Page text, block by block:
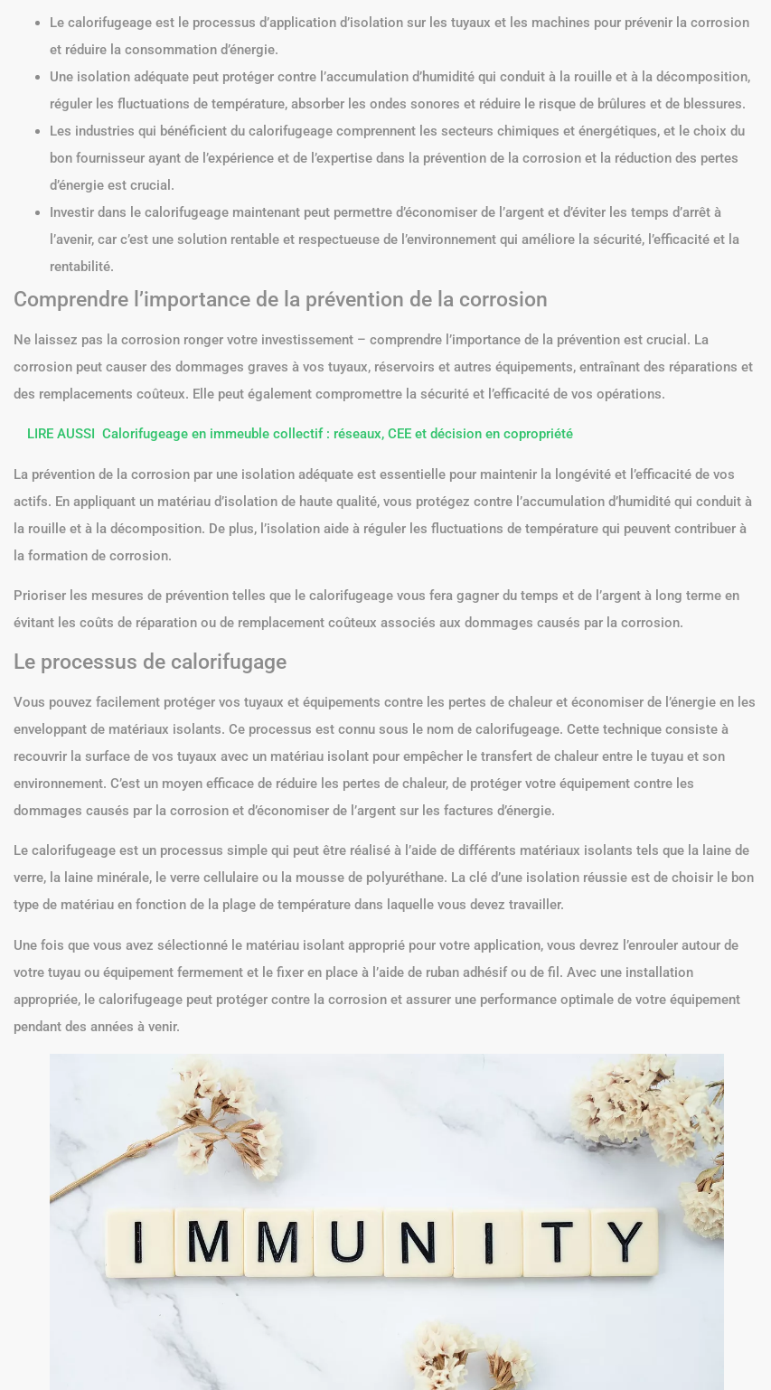
Le calorifugeage est le processus d’application d’isolation sur les tuyaux et les machines pour prévenir la corrosion
et réduire la consommation d’énergie.
Une isolation adéquate peut protéger contre l’accumulation d’humidité qui conduit à la rouille et à la décomposition,
réguler les fluctuations de température, absorber les ondes sonores et réduire le risque de brûlures et de blessures.
Les industries qui bénéficient du calorifugeage comprennent les secteurs chimiques et énergétiques, et le choix du
bon fournisseur ayant de l’expérience et de l’expertise dans la prévention de la corrosion et la réduction des pertes
d’énergie est crucial.
Investir dans le calorifugeage maintenant peut permettre d’économiser de l’argent et d’éviter les temps d’arrêt à
l’avenir, car c’est une solution rentable et respectueuse de l’environnement qui améliore la sécurité, l’efficacité et la
rentabilité.
Comprendre l’importance de la prévention de la corrosion
Ne laissez pas la corrosion ronger votre investissement – comprendre l’importance de la prévention est crucial. La
corrosion peut causer des dommages graves à vos tuyaux, réservoirs et autres équipements, entraînant des réparations et
des remplacements coûteux. Elle peut également compromettre la sécurité et l’efficacité de vos opérations.
LIRE AUSSI Calorifugeage en immeuble collectif : réseaux, CEE et décision en copropriété
La prévention de la corrosion par une isolation adéquate est essentielle pour maintenir la longévité et l’efficacité de vos
actifs. En appliquant un matériau d’isolation de haute qualité, vous protégez contre l’accumulation d’humidité qui conduit à
la rouille et à la décomposition. De plus, l’isolation aide à réguler les fluctuations de température qui peuvent contribuer à
la formation de corrosion.
Prioriser les mesures de prévention telles que le calorifugeage vous fera gagner du temps et de l’argent à long terme en
évitant les coûts de réparation ou de remplacement coûteux associés aux dommages causés par la corrosion.
Le processus de calorifugage
Vous pouvez facilement protéger vos tuyaux et équipements contre les pertes de chaleur et économiser de l’énergie en les
enveloppant de matériaux isolants. Ce processus est connu sous le nom de calorifugeage. Cette technique consiste à
recouvrir la surface de vos tuyaux avec un matériau isolant pour empêcher le transfert de chaleur entre le tuyau et son
environnement. C’est un moyen efficace de réduire les pertes de chaleur, de protéger votre équipement contre les
dommages causés par la corrosion et d’économiser de l’argent sur les factures d’énergie.
Le calorifugeage est un processus simple qui peut être réalisé à l’aide de différents matériaux isolants tels que la laine de
verre, la laine minérale, le verre cellulaire ou la mousse de polyuréthane. La clé d’une isolation réussie est de choisir le bon
type de matériau en fonction de la plage de température dans laquelle vous devez travailler.
Une fois que vous avez sélectionné le matériau isolant approprié pour votre application, vous devrez l’enrouler autour de
votre tuyau ou équipement fermement et le fixer en place à l’aide de ruban adhésif ou de fil. Avec une installation
appropriée, le calorifugeage peut protéger contre la corrosion et assurer une performance optimale de votre équipement
pendant des années à venir.